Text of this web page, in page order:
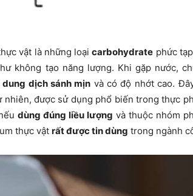
vật là những loạicarbohydrate phức
không tạo năng lượng. Khi gặp nước,
dung dịch sánh mịn và có độ nhớt cao.
nhiên, được sử dụng phổ biến trong thực
dùng đúng liều lượng và thuộc nhóm
thực vật rất được tin dùng trong ngành